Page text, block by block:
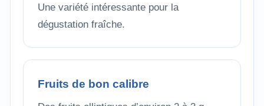
Une variété intéressante pour la
dégustation fraîche.
Fruits de bon calibre